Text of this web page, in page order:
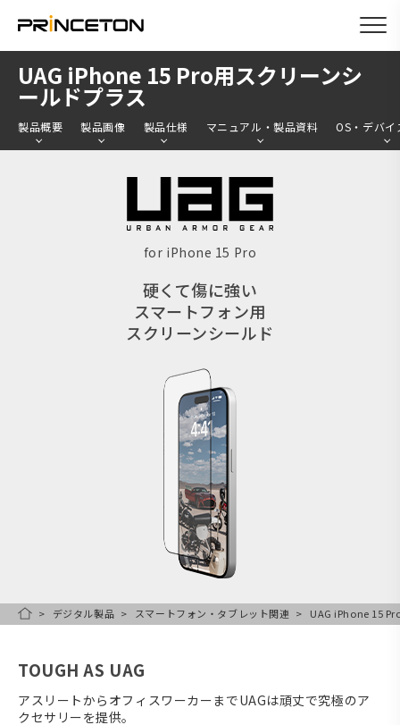
UAG iPhone 15 Pro用スクリーンシ
ールドプラス
製品概要 製品画像 製品仕様 マニュアル・製品資料 OS・デバイ
for iPhone 15 Pro
硬くて傷に強い
スマートフォン用
スクリーンシールド
HOMEデジタル製品 スマートフォン・タブレット関連 UAG iPhone 15
TOUGH AS UAG
アスリートからオフィスワーカーまでUAGは頑丈で究極のア
クセサリーを提供。